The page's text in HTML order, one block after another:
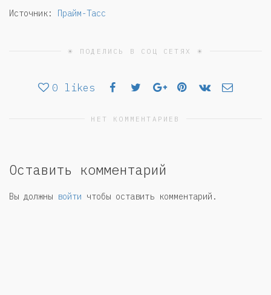
Источник: Прайм-Тасс
☀ ПОДЕЛИСЬ В СОЦ СЕТЯХ ☀
0 likes
НЕТ КОММЕНТАРИЕВ
Оставить комментарий
Вы должны войти чтобы оставить комментарий.